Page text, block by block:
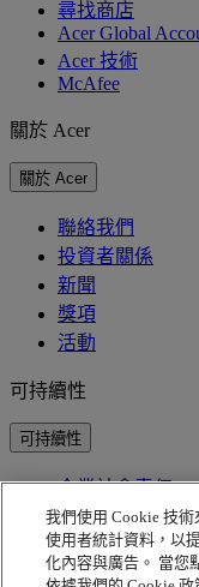
尋找商店
Acer Global
Acer 技術
McAfee
關於 Acer
關於 Acer
聯絡我們
投資者關係
新聞
獎項
活動
可持續性
可持續性
企業社會責任
產品碳足跡
Project Humanity
Earthion
我們使用 Cookie 技
使用者統計資料，以
化內容與廣告。 當您